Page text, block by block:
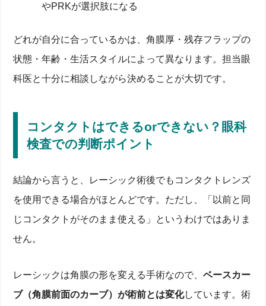
やPRKが選択肢になる
どれが自分に合っているかは、角膜厚・残存フラップの
状態・年齢・生活スタイルによって異なります。担当眼
科医と十分に相談しながら決めることが大切です。
コンタクトはできるorできない？眼科
検査での判断ポイント
結論から言うと、レーシック術後でもコンタクトレンズ
を使用できる場合がほとんどです。ただし、「以前と同
じコンタクトがそのまま使える」というわけではありま
せん。
レーシックは角膜の形を変える手術なので、ベースカー
ブ（角膜前面のカーブ）が術前とは変化しています。術